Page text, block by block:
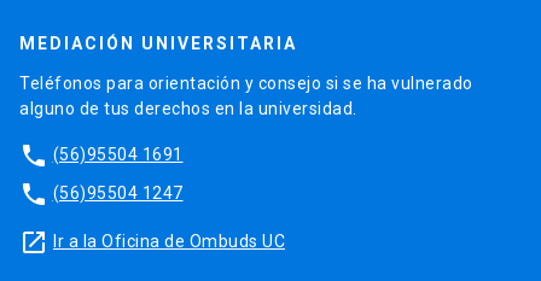
MEDIACIÓN UNIVERSITARIA
Teléfonos para orientación y consejo si se ha vulnerado
alguno de tus derechos en la universidad.
phone (56)95504 1691
phone (56)95504 1247
launch Ir a la Oficina de Ombuds UC